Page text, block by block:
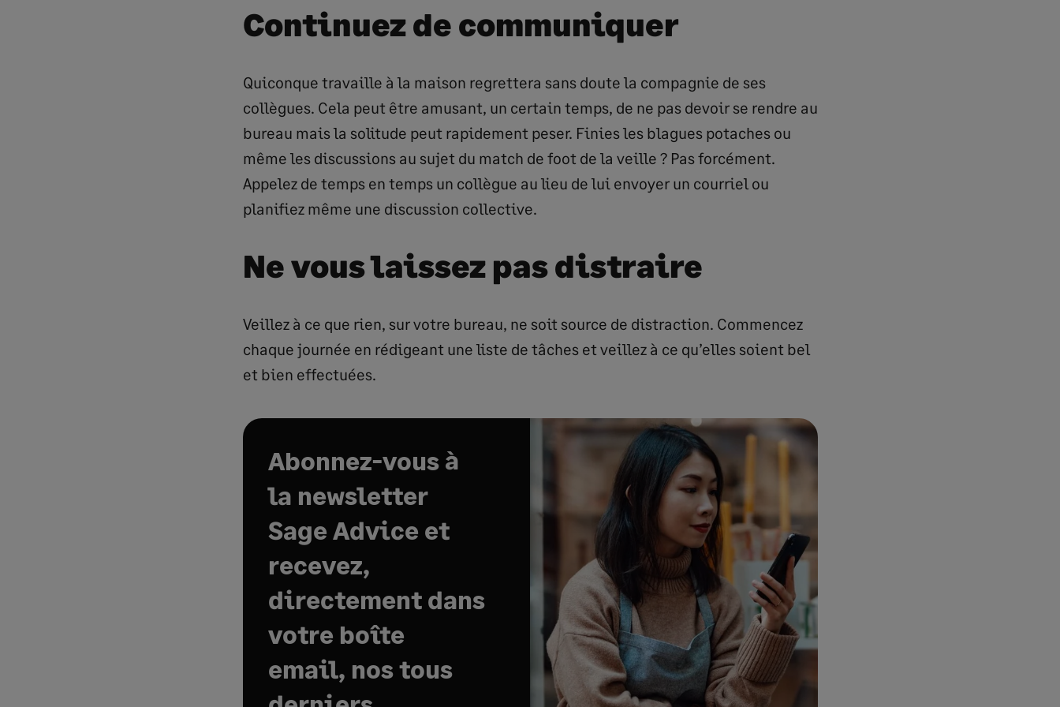
Continuez de communiquer
Quiconque travaille à la maison regrettera sans doute la compagnie de ses
collègues. Cela peut être amusant, un certain temps, de ne pas devoir se rendre au
bureau mais la solitude peut rapidement peser. Finies les blagues potaches ou
même les discussions au sujet du match de foot de la veille ? Pas forcément.
Appelez de temps en temps un collègue au lieu de lui envoyer un courriel ou
planifiez même une discussion collective.
Ne vous laissez pas distraire
Veillez à ce que rien, sur votre bureau, ne soit source de distraction. Commencez
chaque journée en rédigeant une liste de tâches et veillez à ce qu’elles soient bel
et bien effectuées.
Abonnez-vous à
la newsletter
Sage Advice et
recevez,
directement dans
votre boîte
email, nos tous